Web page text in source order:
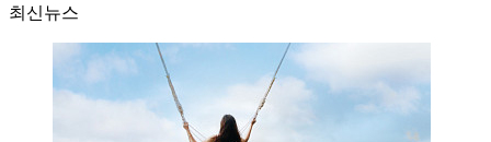
최신뉴스